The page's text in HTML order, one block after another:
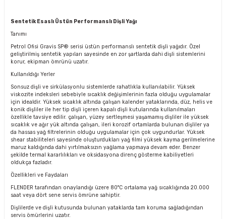
Sentetik Esaslı Üstün Performanslı Dişli Yağı
Tanımı
Petrol Ofisi Gravis SP® serisi üstün performanslı sentetik dişli yağıdır. Özel
geliştirilmiş sentetik yapıları sayesinde en zor şartlarda dahi dişli sistemlerini
korur, ekipman ömrünü uzatır.
Kullanıldığı Yerler
Sonsuz dişli ve sirkülasyonlu sistemlerde rahatlıkla kullanılabilir. Yüksek
viskozite indeksleri sebebiyle sıcaklık değişimlerinin fazla olduğu uygulamalar
için idealdir. Yüksek sıcaklık altında çalışan kalender yataklarında, düz, helis ve
konik dişliler ile her tip dişli içeren kapalı dişli kutularında kullanılmaları
özellikle tavsiye edilir. çalışan, yüzey sertleşmesi yaşamamış dişliler ile yüksek
sıcaklık ve ağır yük altında çalışan, ileri korozif ortamlarda bulunan dişliler ya
da hassas yağ filtrelerinin olduğu uygulamalar için çok uygundurlar. Yüksek
shear stabiliteleri sayesinde oluşturdukları yağ filmi yüksek kayma gerilmelerine
maruz kaldığında dahi yırtılmaksızın yağlama yapmaya devam eder. Benzer
şekilde termal kararlılıkları ve oksidasyona direnç gösterme kabiliyetleri
oldukça fazladır.
Özellikleri ve Faydaları
FLENDER tarafından onaylandığı üzere 80°C ortalama yağ sıcaklığında 20.000
saat veya dört sene servis ömrüne sahiptir.
Dişlilerde ve dişli kutusunda bulunan yataklarda tam koruma sağladığından
servis ömürlerini uzatır.